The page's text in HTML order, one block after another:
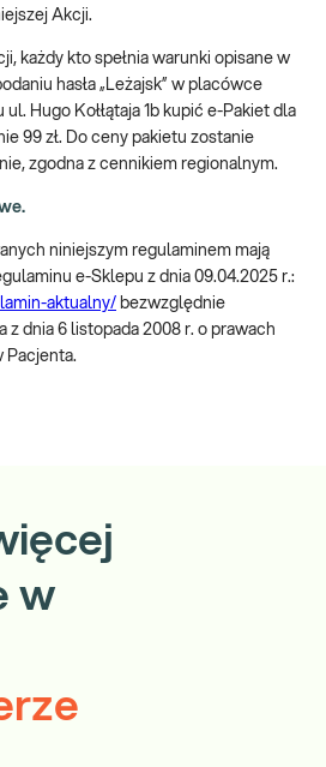
Akcji.
każdy kto spełnia warunki opisane w
hasła „Leżajsk” w placówce
Hugo Kołłątaja 1b kupić e-Pakiet dla
99 zł. Do ceny pakietu zostanie
zgodna z cennikiem regionalnym.
niniejszym regulaminem mają
e-Sklepu z dnia 09.04.2025 r.:
aktualny/ bezwzględnie
z dnia 6 listopada 2008 r. o prawach
Pacjenta.
w